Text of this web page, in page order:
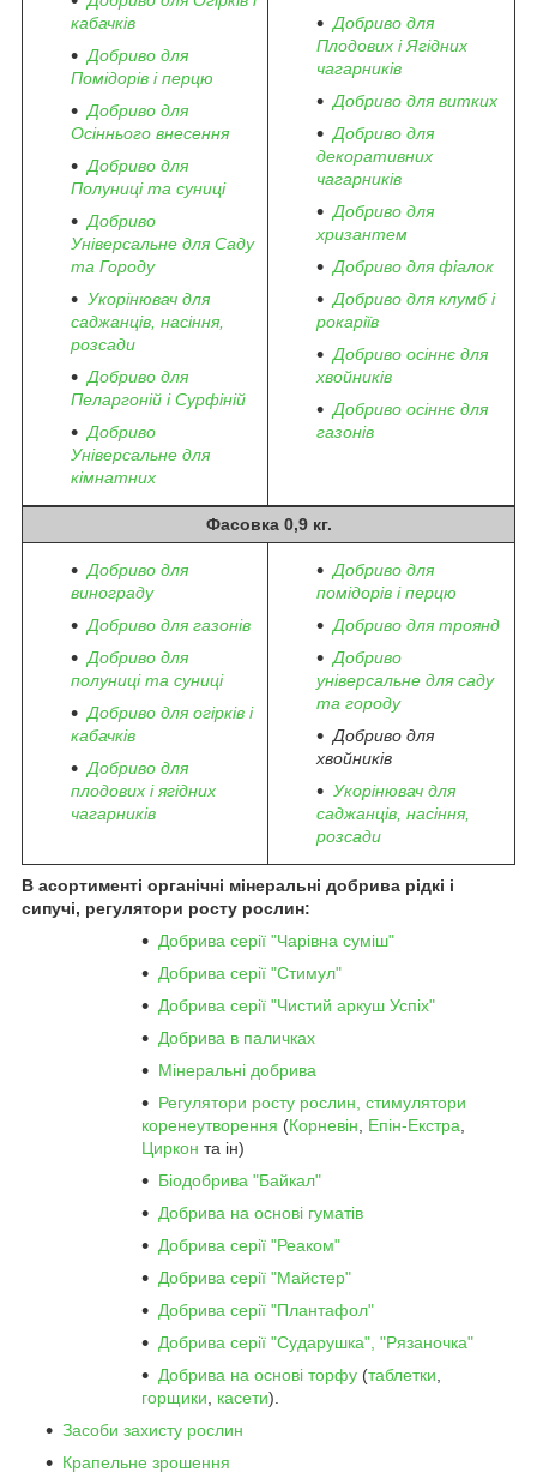
кабачків
Добриво для
Помідорів і перцю
Добриво для
Осіннього внесення
Добриво для
Полуниці та суниці
Добриво
Універсальне для Саду
та Городу
Укорінювач для
саджанців, насіння,
розсади
Добриво для
Пеларгоній і Сурфіній
Добриво
Універсальне для
кімнатних
Добриво для
Плодових і Ягідних
чагарників
Добриво для витких
Добриво для
декоративних
чагарників
Добриво для
хризантем
Добриво для фіалок
Добриво для клумб і
рокаріїв
Добриво осіннє для
хвойників
Добриво осіннє для
газонів
Фасовка 0,9 кг.
Добриво для
винограду
Добриво для газонів
Добриво для
полуниці та суниці
Добриво для огірків і
кабачків
Добриво для
плодових і ягідних
чагарників
Добриво для
помідорів і перцю
Добриво для троянд
Добриво
універсальне для саду
та городу
Добриво для
хвойників
Укорінювач для
саджанців, насіння,
розсади
В асортименті органічні мінеральні добрива рідкі і
сипучі, регулятори росту рослин:
Добрива серії "Чарівна суміш"
Добрива серії "Стимул"
Добрива серії "Чистий аркуш Успіх"
Добрива в паличках
Мінеральні добрива
Регулятори росту рослин, стимулятори
коренеутворення (Корневін Епін-Екстра
Циркон та ін)
Біодобрива "Байкал"
Добрива на основі гуматів
Добрива серії "Реаком"
Добрива серії "Майстер"
Добрива серії "Плантафол"
Добрива серії "Сударушка", "Рязаночка"
Добрива на основі торфу (таблетки
горщики
касети).
Засоби захисту рослин
Крапельне зрошення